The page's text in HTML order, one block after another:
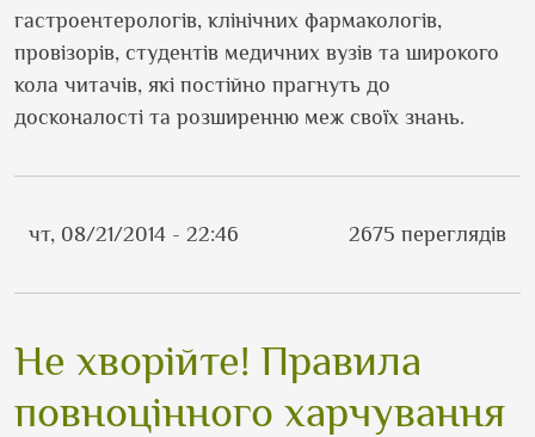
гастроентерологів, клінічних фармакологів,
провізорів, студентів медичних вузів та широкого
кола читачів, які постійно прагнуть до
досконалості та розширенню меж своїх знань.
чт, 08/21/2014 - 22:46 2675 переглядів
Не хворійте! Правила
повноцінного харчування